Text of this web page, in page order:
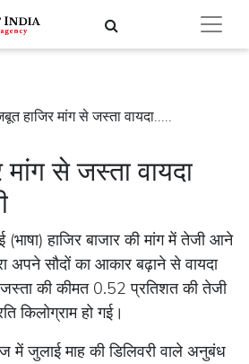
हाजिर मांग से जस्ता वायदा.....
से जस्ता वायदा
हाजिर बाजार की मांग में तेजी आने
अपने सौदों का आकार बढ़ाने से वायदा
जस्ता की कीमत 0.52 प्रतिशत की तेजी
किलोग्राम हो गई।
में जुलाई माह की डिलिवरी वाले अनुबंध